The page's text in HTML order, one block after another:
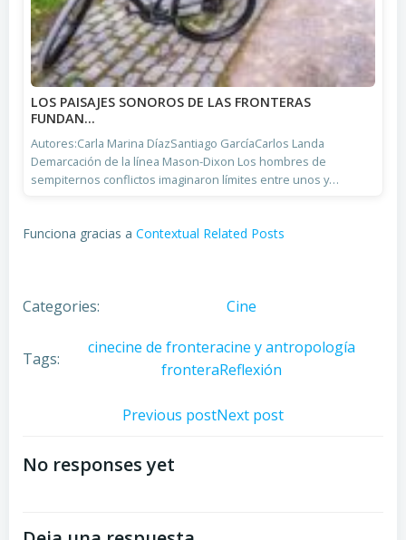
LOS PAISAJES SONOROS DE LAS FRONTERAS
FUNDAN…
Autores:Carla Marina DíazSantiago GarcíaCarlos Landa
Demarcación de la línea Mason-Dixon Los hombres de
sempiternos conflictos imaginaron límites entre unos y…
Funciona gracias a Contextual Related Posts
Categories: Cine
Tags:
cinecine de fronteracine y antropología
fronteraReflexión
Navegación
por
Previous postNext post
No responses yet